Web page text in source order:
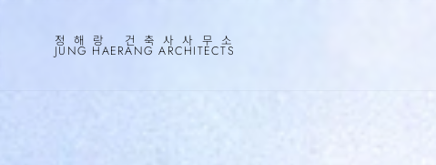
정해랑 건축사사무소
JUNG HAERANG ARCHITECTS